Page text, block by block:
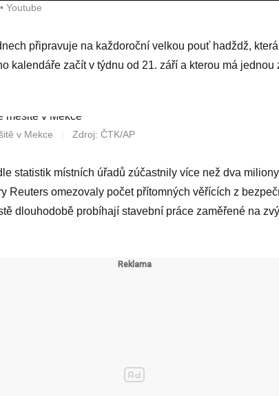
Youtube
připravuje na každoroční velkou pouť hadždž,
kalendáře začít v týdnu od 21. září a kterou má jednou
v Mekce Zdroj: ČTK/AP
statistik místních úřadů zúčastnily více než dva
Reuters omezovaly počet přítomných věřících z
dlouhodobě probíhají stavební práce zaměřené na